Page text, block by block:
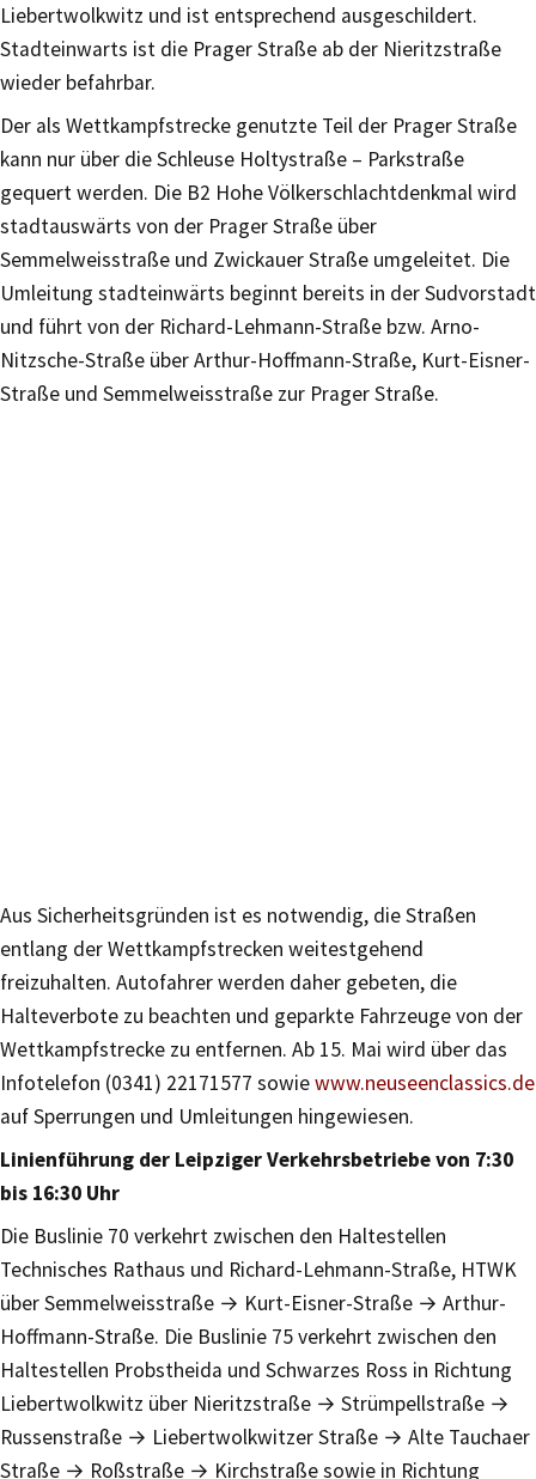
Liebertwolkwitz und ist entsprechend ausgeschildert.
Stadteinwarts ist die Prager Straße ab der Nieritzstraße
wieder befahrbar.
Der als Wettkampfstrecke genutzte Teil der Prager Straße
kann nur über die Schleuse Holtystraße – Parkstraße
gequert werden. Die B2 Hohe Völkerschlachtdenkmal wird
stadtauswärts von der Prager Straße über
Semmelweisstraße und Zwickauer Straße umgeleitet. Die
Umleitung stadteinwärts beginnt bereits in der Sudvorstadt
und führt von der Richard-Lehmann-Straße bzw. Arno-
Nitzsche-Straße über Arthur-Hoffmann-Straße, Kurt-Eisner-
Straße und Semmelweisstraße zur Prager Straße.
Aus Sicherheitsgründen ist es notwendig, die Straßen
entlang der Wettkampfstrecken weitestgehend
freizuhalten. Autofahrer werden daher gebeten, die
Halteverbote zu beachten und geparkte Fahrzeuge von der
Wettkampfstrecke zu entfernen. Ab 15. Mai wird über das
Infotelefon (0341) 22171577 sowiewww.neuseenclassics.de
auf Sperrungen und Umleitungen hingewiesen.
Linienführung der Leipziger Verkehrsbetriebe von 7:30
bis 16:30 Uhr
Die Buslinie 70 verkehrt zwischen den Haltestellen
Technisches Rathaus und Richard-Lehmann-Straße, HTWK
über Semmelweisstraße → Kurt-Eisner-Straße → Arthur-
Hoffmann-Straße. Die Buslinie 75 verkehrt zwischen den
Haltestellen Probstheida und Schwarzes Ross in Richtung
Liebertwolkwitz über Nieritzstraße → Strümpellstraße →
Russenstraße → Liebertwolkwitzer Straße → Alte Tauchaer
Straße → Roßstraße → Kirchstraße sowie in Richtung